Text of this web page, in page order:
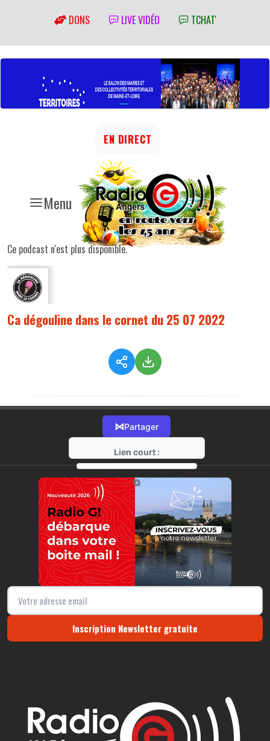
DONS LIVE VIDÉO TCHAT'
Menu
EN DIRECT
Ce podcast n'est plus disponible.
Ca dégouline dans le cornet du 25 07 2022
⋈Partager
Lien court :
https://radio-g.fr?9041
⧉
Inscription Newsletter gratuite